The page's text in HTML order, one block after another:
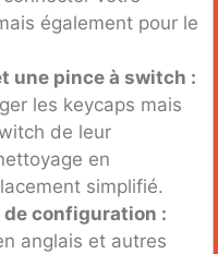
également pour le
une pince à switch :
les keycaps mais
de leur
en
simplifié.
configuration :
anglais et autres